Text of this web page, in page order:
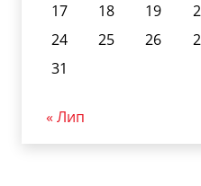
17
18 19
24
25 26
31
« Лип